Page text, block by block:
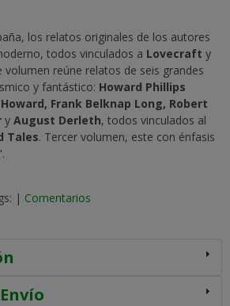
los relatos originales de los autores
todos vinculados a Lovecraft y
volumen reúne relatos de seis grandes
y fantástico: Howard Phillips
Frank Belknap Long, Robert
y August Derleth, todos vinculados al
Tales. Tercer volumen, este con énfasis
| Comentarios